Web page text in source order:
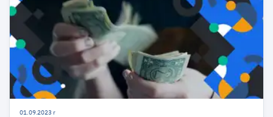
01.09.2023 r